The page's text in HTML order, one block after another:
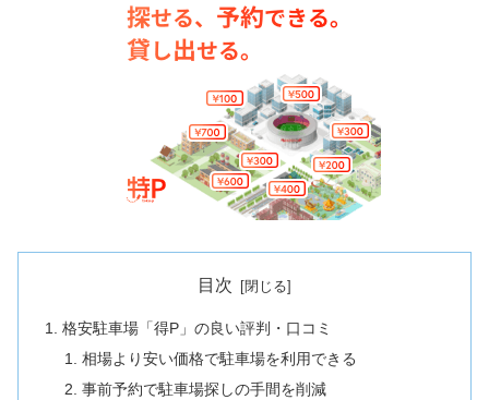
目次
格安駐車場「得P」の良い評判・口コミ
相場より安い価格で駐車場を利用できる
事前予約で駐車場探しの手間を削減